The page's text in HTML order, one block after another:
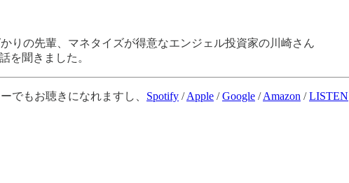
りの先輩、マネタイズが得意なエンジェル投資家の川崎さん
を聞きました。
でもお聴きになれますし、 Spotify /Apple /Google /Amazon /LISTEN